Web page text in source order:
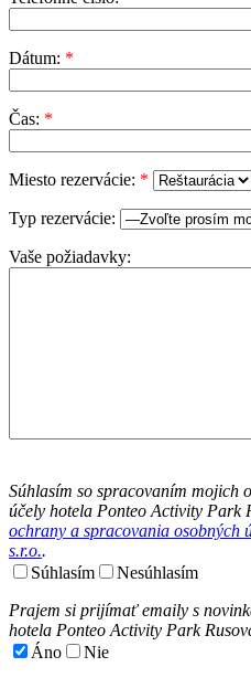
Dátum: *
Čas: *
Miesto rezervácie: *
Typ rezervácie:
Vaše požiadavky:
Súhlasím so spracovaním mojich
účely hotela Ponteo Activity Park
ochrany a spracovania osobných
s.r.o..
Súhlasím
Nesúhlasím
Prajem si prijímať emaily s
hotela Ponteo Activity Park
Áno
Nie